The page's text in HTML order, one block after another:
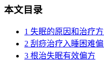
本文目录
1 失眠的原因和治疗
2 刮痧治疗入睡困难
3 根治失眠有效偏方